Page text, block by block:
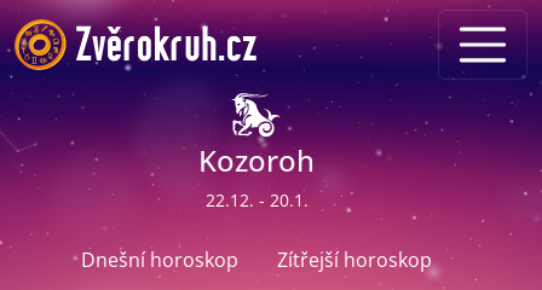
Kozoroh
22.12. - 20.1.
Dnešní horoskop
Zítřejší horoskop